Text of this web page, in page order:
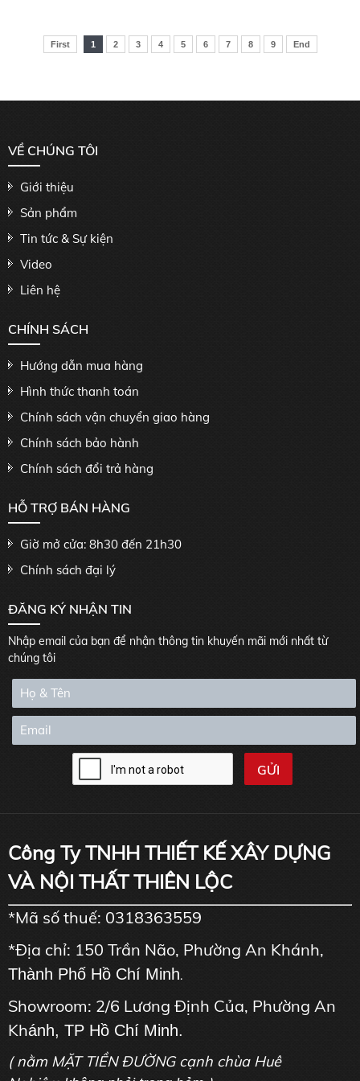
First 1 2 3 4 5 6 7 8 9 End
VỀ CHÚNG TÔI
Giới thiệu
Sản phẩm
Tin tức & Sự kiện
Video
Liên hệ
CHÍNH SÁCH
Hướng dẫn mua hàng
Hình thức thanh toán
Chính sách vận chuyển giao hàng
Chính sách bảo hành
Chính sách đổi trả hàng
HỖ TRỢ BÁN HÀNG
Giờ mở cửa: 8h30 đến 21h30
Chính sách đại lý
ĐĂNG KÝ NHẬN TIN
Nhập email của bạn để nhận thông tin khuyến mãi mới nhất từ
chúng tôi
Công Ty TNHH THIẾT KẾ XÂY DỰNG
VÀ NỘI THẤT THIÊN LỘC
*Mã số thuế: 0318363559
*Địa chỉ: 150 Trần Não, Phường An Khánh,
Thành Phố Hồ Chí Minh.
Showroom: 2/6 Lương Định Của, Phường An
Khánh, TP Hồ Chí Minh.
( nằm MẶT TIỀN ĐƯỜNG cạnh chùa Huê